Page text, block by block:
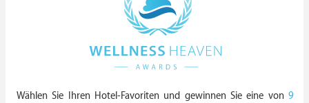
Wählen Sie Ihren Hotel-Favoriten und gewinnen Sie eine von 9